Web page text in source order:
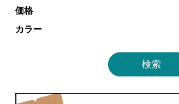
価格
カラー
検索